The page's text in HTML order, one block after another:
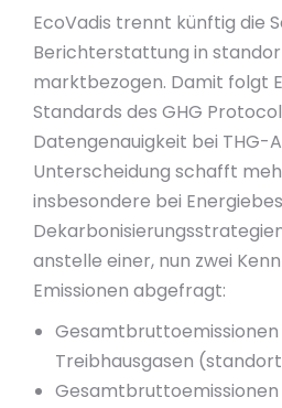
EcoVadis trennt künftig die
Berichterstattung in
marktbezogen. Damit folgt
Standards des GHG
Datengenauigkeit bei THG-
Unterscheidung schafft
insbesondere bei
anstelle einer, nun zwei
Emissionen abgefragt:
Treibhausgasen